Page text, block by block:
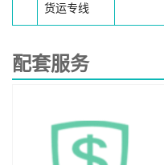
货运专线
配套服务